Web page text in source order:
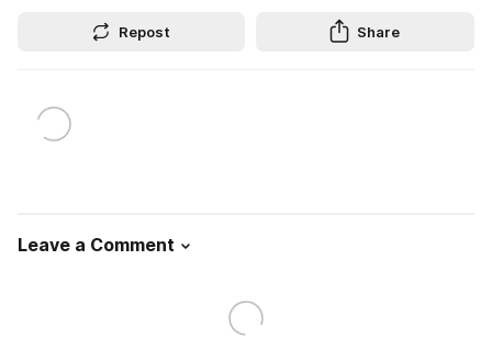
Repost Share
Leave a Comment